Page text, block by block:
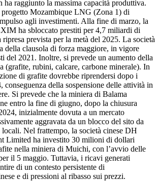
ha raggiunto la massima capacità produttiva.
progetto Mozambique LNG (Zona 1) di
agli investimenti. Alla fine di marzo, la
ha sbloccato prestiti per 4,7 miliardi di
prevista per la metà del 2025. La società
della clausola di forza maggiore, in vigore
del 2021. Inoltre, si prevede un aumento della
(grafite, rubini, calcare, carbone minerale). In
di grafite dovrebbe riprendersi dopo i
conseguenza della sospensione delle attività in
Si prevede che la miniera di Balama
entro la fine di giugno, dopo la chiusura
inizialmente dovuta a un mercato
aggravata da un blocco del sito da
Nel frattempo, la società cinese DH
Limited ha investito 30 milioni di dollari
nella miniera di Muichi, con l’avvio delle
il 5 maggio. Tuttavia, i ricavi generati
di un contesto persistente di
e di pressioni al ribasso sui prezzi.